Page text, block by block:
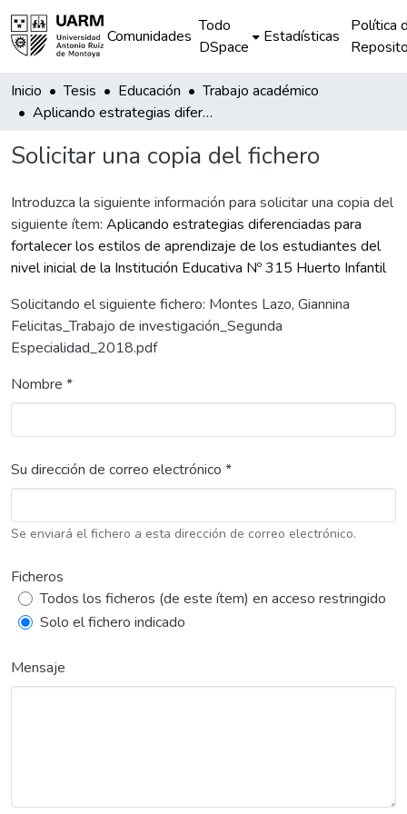
Comunidades
Todo
DSpace
Estadísticas
Política
Inicio Tesis Educación
Trabajo académico
Aplicando estrategias diferenciadas para fortalecer los estilos de aprendizaje de los estudiantes del nivel inicial de la Institución Educativa Nº 315 Huerto Infantil
Solicitar una copia del fichero
Introduzca la siguiente información para solicitar una copia del
siguiente ítem: Aplicando estrategias diferenciadas para
fortalecer los estilos de aprendizaje de los estudiantes del
nivel inicial de la Institución Educativa Nº 315 Huerto Infantil
Solicitando el siguiente fichero: Montes Lazo, Giannina
Felicitas_Trabajo de investigación_Segunda
Especialidad_2018.pdf
Nombre *
Su dirección de correo electrónico *
Se enviará el fichero a esta dirección de correo electrónico.
Ficheros
Todos los ficheros (de este ítem) en acceso restringido
Solo el fichero indicado
Mensaje